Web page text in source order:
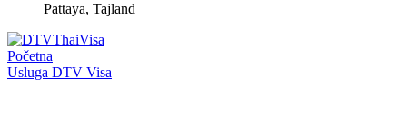
Pattaya, Tajland
Početna
Usluga DTV Visa